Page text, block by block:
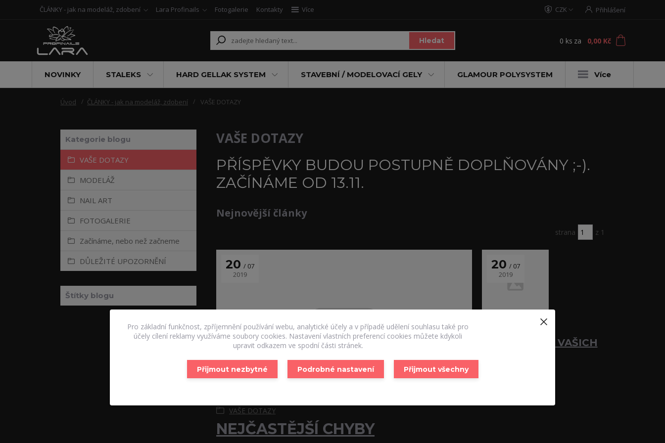
ČLÁNKY - jak na modeláž, zdobení Lara Profinails Fotogalerie Kontakty Více CZK Přihlášení
Hledat 0 ks za 0,00 Kč
NOVINKY STALEKS HARD GELLAK SYSTEM STAVEBNÍ / MODELOVACÍ GELY GLAMOUR POLYSYSTEM Více
Úvod ČLÁNKY - jak na modeláž, zdobení VAŠE DOTAZY
Kategorie blogu
VAŠE DOTAZY
MODELÁŽ
NAIL ART
FOTOGALERIE
Začínáme, nebo než začneme
DŮLEŽITÉ UPOZORNĚNÍ
Štítky blogu
VAŠE DOTAZY
PŘÍSPĚVKY BUDOU POSTUPNĚ DOPLŇOVÁNY ;-).
ZAČÍNÁME OD 13.11.
Nejnovější články
strana z 1
NEJČASTĚJŠÍ CHYBY
20
07
2019
VAŠE DOTAZY
DALŠÍCH PÁR VAŠICH
20
07
2019
VAŠE DOTAZY
Pro základní funkčnost, zpříjemnění používání webu, analytické účely a v případě udělení souhlasu také pro
účely cílení reklamy využíváme soubory cookies. Nastavení vlastních preferencí cookies můžete kdykoli
upravit odkazem ve spodní části stránek.
Přijmout nezbytné Podrobné nastavení Přijmout všechny